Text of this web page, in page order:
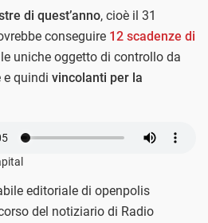
di quest’anno, cioè il 31
conseguire 12 scadenze di
le uniche oggetto di controllo da
e quindi vincolanti per la
editoriale di openpolis
del notiziario di Radio